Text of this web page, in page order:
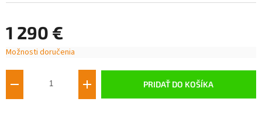
1 290 €
Jednotková
Možnosti doručenia
PRIDAŤ DO KOŠÍKA